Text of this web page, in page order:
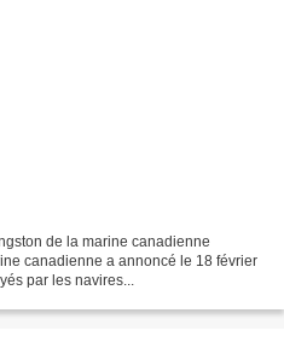
de la marine canadienne
canadienne a annoncé le 18 février
par les navires...